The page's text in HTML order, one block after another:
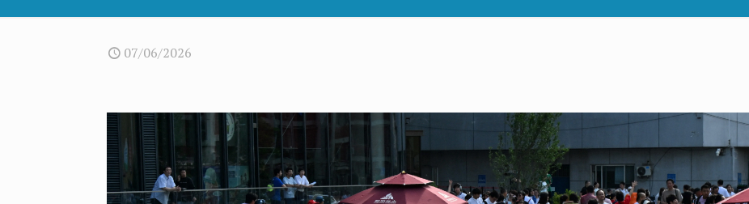
07/06/2026